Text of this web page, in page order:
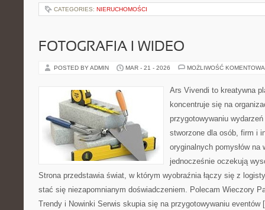
CATEGORIES: NIERUCHOMOŚCI
FOTOGRAFIA I WIDEO
POSTED BY ADMIN MAR - 21 - 2026 MOŻLIWOŚĆ
Ars Vivendi to kreatywna
koncentruje się na
przygotowywaniu
stworzone dla osób, firm i
oryginalnych pomysłów na
jednocześnie oczekują
Strona przedstawia świat, w którym wyobraźnia łączy się z
stać się niezapomnianym doświadczeniem. Polecam Wieczory
Trendy i Nowinki Serwis skupia się na przygotowywaniu